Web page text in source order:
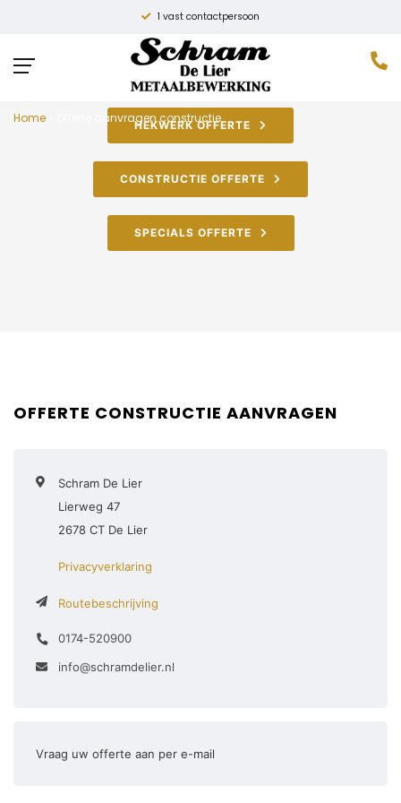
1 vast contactpersoon
Home Offerte aanvragen constructie
HEKWERK OFFERTE
CONSTRUCTIE OFFERTE
SPECIALS OFFERTE
OFFERTE CONSTRUCTIE AANVRAGEN
Schram De Lier
Lierweg 47
2678 CT De Lier
Privacyverklaring
Routebeschrijving
0174-520900
info@schramdelier.nl
Vraag uw offerte aan per e-mail